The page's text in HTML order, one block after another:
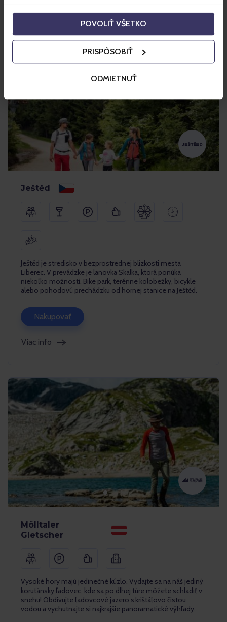
POVOLIŤ VŠETKO
PRISPÔSOBIŤ
ODMIETNUŤ
Viac info
Ještěd
Ještěd je stredisko v bezprostrednej blízkosti mesta
Liberec. V prevádzke je lanovka Skalka, ktorá ponúka
niekoľko možností. Bike park, terénne kolobežky, bicykle
alebo pohodovú prechádzku od hornej stanice na Ještěd.
Nakupovať
Viac info
Mölltaler
Gletscher
Vysoké hory majú jedinečné kúzlo. Vydajte sa na náš jediný
korutánsky ľadovec, kde sa po dlhej túre môžete schladiť v
snehu! Obdivujte ľadovcové jazero s krištáľovo čistou
vodou a vychutnajte si najkrajšie panoramatické výhľady.